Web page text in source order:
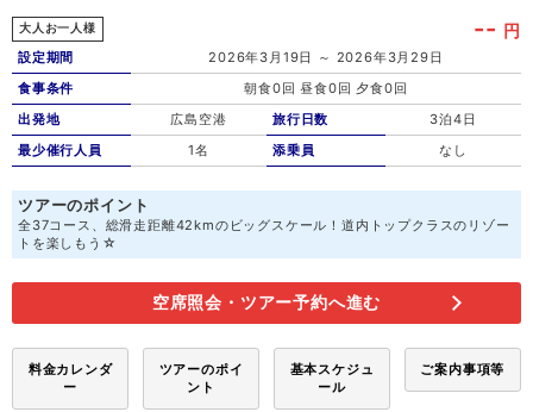
大人お一人様 -- 円
設定期間
2026年3月19日 ～ 2026年3月29日
食事条件
朝食0回 昼食0回 夕食0回
出発地
広島空港
最少催行人員
1名
旅行日数
3泊4日
添乗員
なし
ツアーのポイント
全37コース、総滑走距離42kmのビッグスケール！道内トップクラスのリゾー
トを楽しもう☆
空席照会・ツアー予約へ進む
料金カレンダ
ー
ツアーのポイ
ント
基本スケジュ
ール
ご案内事項等